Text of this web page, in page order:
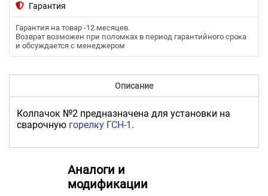
Гарантия
Гарантия на товар -12 месяцев.
Возврат возможен при поломках в период гарантийного срока
и обсуждается с менеджером
Описание
Колпачок №2 предназначена для установки на
сварочную горелку ГСН-1 .
Аналоги и
модификации